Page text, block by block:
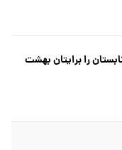
را برایتان بهشت